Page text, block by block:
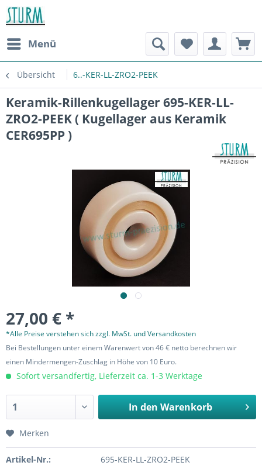
Menü
Übersicht 6..-KER-LL-ZRO2-PEEK
Keramik-Rillenkugellager 695-KER-LL-
ZRO2-PEEK ( Kugellager aus Keramik
CER695PP )
27,00 € *
*Alle Preise verstehen sich zzgl. MwSt. und Versandkosten
Bei Bestellungen unter einem Warenwert von 46 € netto berechnen wir
einen Mindermengen-Zuschlag in Höhe von 10 Euro.
Sofort versandfertig, Lieferzeit ca. 1-3 Werktage
In den Warenkorb
Merken
Artikel-Nr.: 695-KER-LL-ZRO2-PEEK